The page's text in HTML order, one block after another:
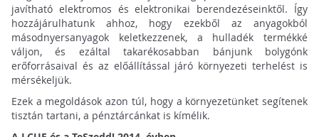
javítható elektromos és elektronikai berendezéseinktől. Így
hozzájárulhatunk ahhoz, hogy ezekből az anyagokból
másodnyersanyagok keletkezzenek, a hulladék termékké
váljon, és ezáltal takarékosabban bánjunk bolygónk
erőforrásaival és az előállítással járó környezeti terhelést is
mérsékeljük.
Ezek a megoldások azon túl, hogy a környezetünket segítenek
tisztán tartani, a pénztárcánkat is kímélik.